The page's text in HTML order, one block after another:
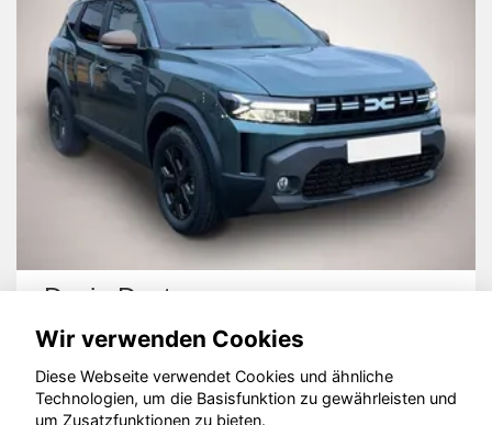
Dacia Duster
© konjunkturmotor.de GmbH 2020 - 2026
Wir verwenden Cookies
Diese Webseite verwendet Cookies und ähnliche
Technologien, um die Basisfunktion zu gewährleisten und
um Zusatzfunktionen zu bieten.